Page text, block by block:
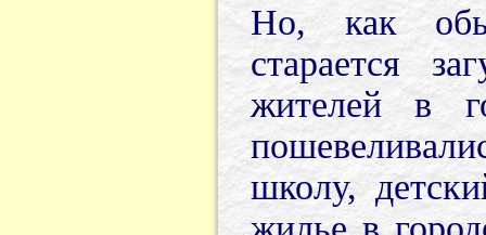
Но, как
старается
жителей в
школу,